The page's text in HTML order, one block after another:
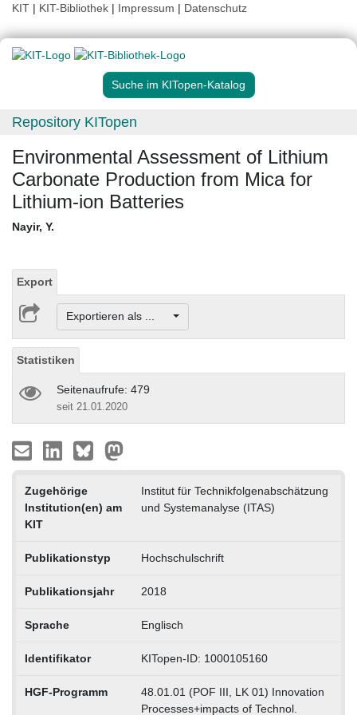
KIT | KIT-Bibliothek | Impressum | Datenschutz
Suche im KITopen-Katalog
Repository KITopen
Environmental Assessment of Lithium
Carbonate Production from Mica for
Lithium-ion Batteries
Nayir, Y.
Export
Exportieren als ...
Statistiken
Seitenaufrufe: 479
seit 21.01.2020
Zugehörige
Institution(en) am
KIT
Institut für Technikfolgenabschätzung
und Systemanalyse (ITAS)
Publikationstyp Hochschulschrift
Publikationsjahr 2018
Sprache Englisch
Identifikator KITopen-ID: 1000105160
HGF-Programm
48.01.01 (POF III, LK 01) Innovation
Processes+impacts of Technol.